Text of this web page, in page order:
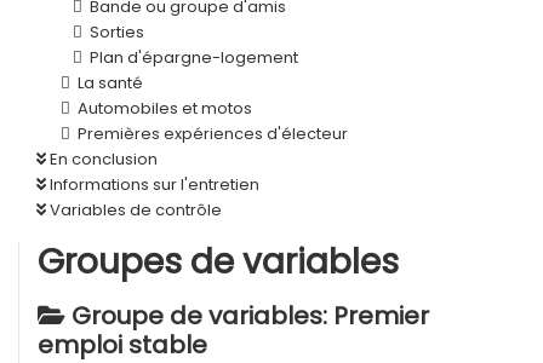
Bande ou groupe d'amis
Sorties
Plan d'épargne-logement
La santé
Automobiles et motos
Premières expériences d'électeur
En conclusion
Informations sur l'entretien
Variables de contrôle
Groupes de variables
Groupe de variables: Premier
emploi stable